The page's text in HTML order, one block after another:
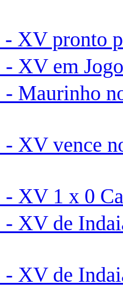
- XV pronto
- XV em
- Maurinho
- XV vence
- XV 1 x 0
- XV de
- XV de